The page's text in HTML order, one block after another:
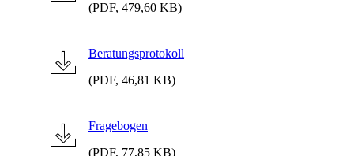
(PDF, 479,60 KB)
Beratungsprotokoll
(PDF, 46,81 KB)
Fragebogen
(PDF, 77,85 KB)